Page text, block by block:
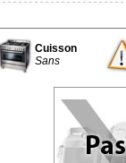
Cuisson
Sans